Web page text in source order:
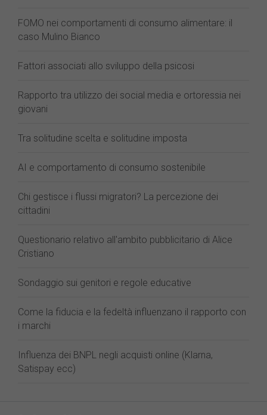
FOMO nei comportamenti di consumo alimentare: il
caso Mulino Bianco
Fattori associati allo sviluppo della psicosi
Rapporto tra utilizzo dei social media e ortoressia nei
giovani
Tra solitudine scelta e solitudine imposta
AI e comportamento di consumo sostenibile
Chi gestisce i flussi migratori? La percezione dei
cittadini
Questionario relativo all'ambito pubblicitario di Alice
Cristiano
Sondaggio sui genitori e regole educative
Come la fiducia e la fedeltà influenzano il rapporto con
i marchi
Influenza dei BNPL negli acquisti online (Klarna,
Satispay ecc)